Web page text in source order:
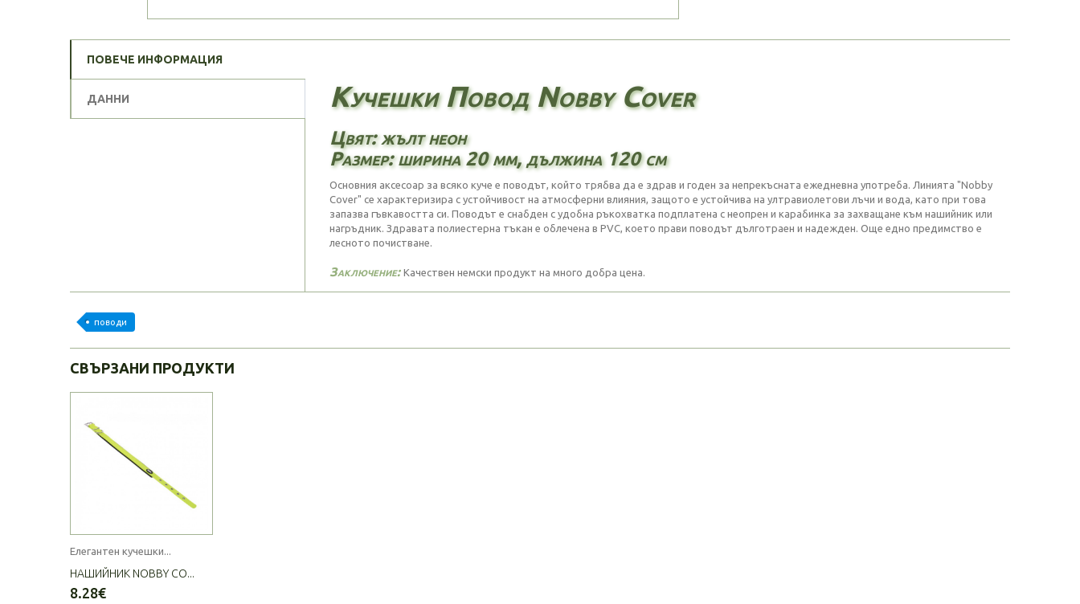
ПОВЕЧЕ ИНФОРМАЦИЯ
ДАННИ Кучешки Повод Nobby Cover
Цвят: жълт неон
Размер: ширина 20 мм, дължина 120 см
Основния аксесоар за всяко куче е поводът, който трябва да е здрав и годен за непрекъсната ежедневна употреба. Линията "Nobby
Cover" се характеризира с устойчивост на атмосферни влияния, защото е устойчива на ултравиолетови лъчи и вода, като при това
запазва гъвкавостта си. Поводът е снабден с удобна ръкохватка подплатена с неопрен и карабинка за захващане към нашийник или
нагръдник. Здравата полиестерна тъкан е облечена в PVC, което прави поводът дълготраен и надежден. Още едно предимство е
лесното почистване.
Заключение: Качествен немски продукт на много добра цена.
поводи
СВЪРЗАНИ ПРОДУКТИ
Елегантен кучешки...
НАШИЙНИК NOBBY CO...
8.28€